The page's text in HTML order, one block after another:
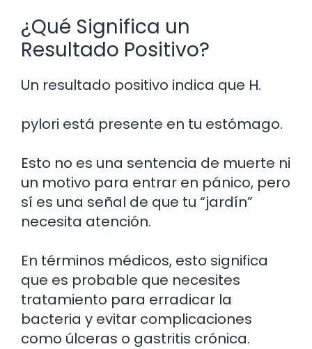
¿Qué Significa un
Resultado Positivo?
Un resultado positivo indica que H.
pylori está presente en tu estómago.
Esto no es una sentencia de muerte ni
un motivo para entrar en pánico, pero
sí es una señal de que tu “jardín”
necesita atención.
En términos médicos, esto significa
que es probable que necesites
tratamiento para erradicar la
bacteria y evitar complicaciones
como úlceras o gastritis crónica.